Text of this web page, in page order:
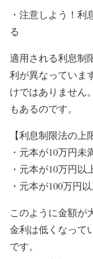
・注意しよう！
る
適用される利息制
利が異なっていま
けではありません
もあるのです。
【利息制限法の上
・元本が10万円未
・元本が10万円以
・元本が100万円
このように金額が
金利は低くなって
です。